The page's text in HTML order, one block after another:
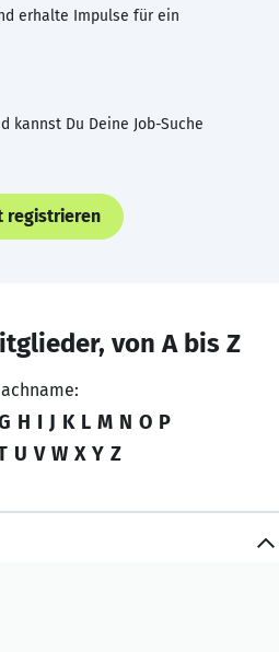
erhalte Impulse für ein
kannst Du Deine Job-Suche
registrieren
von A bis Z
H I J K L M N O P
U V W X Y Z